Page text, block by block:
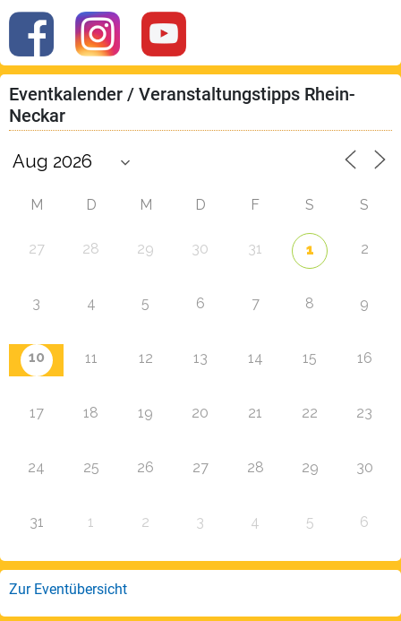
Eventkalender / Veranstaltungstipps Rhein-
Neckar
M D M D F S S
27 28 29 30 31 1 2
3 4 5 6 7 8 9
10 11 12 13 14 15 16
17 18 19 20 21 22 23
24 25 26 27 28 29 30
31 1 2 3 4 5 6
Zur Eventübersicht